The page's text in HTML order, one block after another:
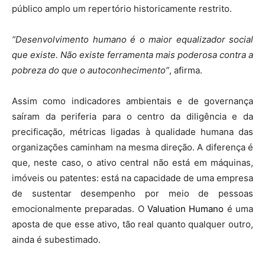
público amplo um repertório historicamente restrito.
“Desenvolvimento humano é o maior equalizador social
que existe. Não existe ferramenta mais poderosa contra a
pobreza do que o autoconhecimento”, afirma.
Assim como indicadores ambientais e de governança
saíram da periferia para o centro da diligência e da
precificação, métricas ligadas à qualidade humana das
organizações caminham na mesma direção. A diferença é
que, neste caso, o ativo central não está em máquinas,
imóveis ou patentes: está na capacidade de uma empresa
de sustentar desempenho por meio de pessoas
emocionalmente preparadas. O Valuation Humano é uma
aposta de que esse ativo, tão real quanto qualquer outro,
ainda é subestimado.